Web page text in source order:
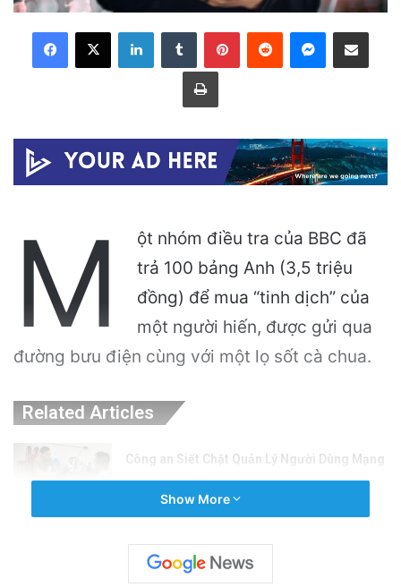
LinkedInTumblr PinterestReddit Messenger
Share via Email
Print
M
ột nhóm điều tra của BBC đã
trả 100 bảng Anh (3,5 triệu
đồng) để mua “tinh dịch” của
một người hiến, được gửi qua
đường bưu điện cùng với một lọ sốt cà chua.
Related Articles
Công an Siết Chặt Quản Lý Người Dùng Mạng
Điểm Đảng Cộng Sản Việt Nam
Cán bộ Việt Nam bị tố cáo tấn công tình dục
Show More